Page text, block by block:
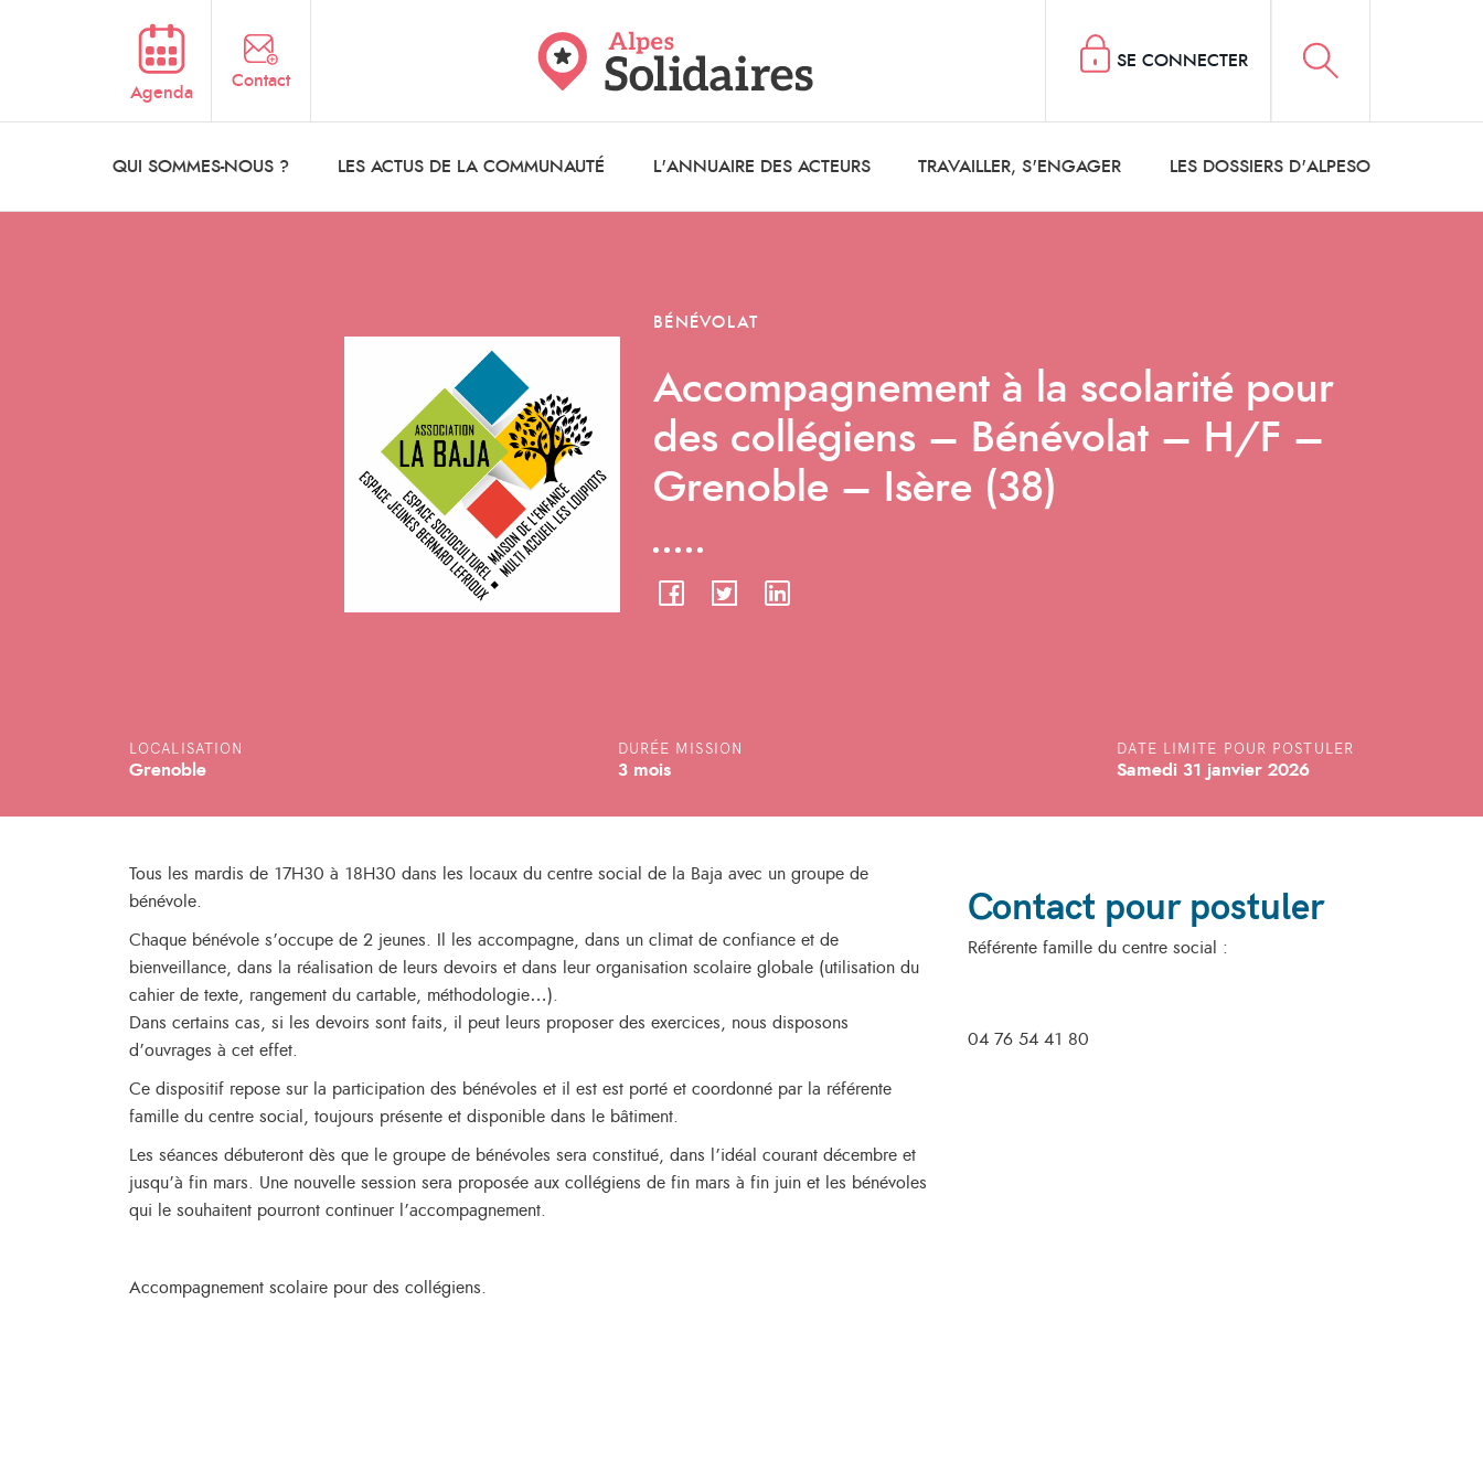
Agenda
Contact
QUI SOMMES-NOUS ? LES ACTUS DE LA COMMUNAUTÉ L'ANNUAIRE DES ACTEURS TRAVAILLER, S'ENGAGER LES DOSSIERS D'ALPESO
SE CONNECTER
BÉNÉVOLAT
Accompagnement à la scolarité pour
des collégiens – Bénévolat – H/F –
Grenoble – Isère (38)
LOCALISATION
Grenoble
DURÉE MISSION
3 mois
DATE LIMITE POUR POSTULER
Samedi 31 janvier 2026
Tous les mardis de 17H30 à 18H30 dans les locaux du centre social de la Baja avec un groupe de
bénévole.
Chaque bénévole s’occupe de 2 jeunes. Il les accompagne, dans un climat de confiance et de
bienveillance, dans la réalisation de leurs devoirs et dans leur organisation scolaire globale (utilisation du
cahier de texte, rangement du cartable, méthodologie…).
Dans certains cas, si les devoirs sont faits, il peut leurs proposer des exercices, nous disposons
d’ouvrages à cet effet.
Ce dispositif repose sur la participation des bénévoles et il est est porté et coordonné par la référente
famille du centre social, toujours présente et disponible dans le bâtiment.
Les séances débuteront dès que le groupe de bénévoles sera constitué, dans l’idéal courant décembre et
jusqu’à fin mars. Une nouvelle session sera proposée aux collégiens de fin mars à fin juin et les bénévoles
qui le souhaitent pourront continuer l’accompagnement.
Accompagnement scolaire pour des collégiens.
Contact pour postuler
Référente famille du centre social :
04 76 54 41 80